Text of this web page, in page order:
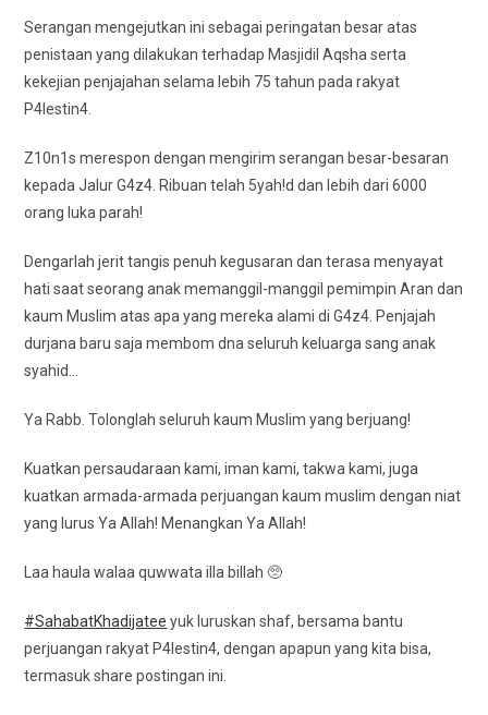
Serangan mengejutkan ini sebagai peringatan besar atas
penistaan yang dilakukan terhadap Masjidil Aqsha serta
kekejian penjajahan selama lebih 75 tahun pada rakyat
P4lestin4.
Z10n1s merespon dengan mengirim serangan besar-besaran
kepada Jalur G4z4. Ribuan telah 5yah!d dan lebih dari 6000
orang luka parah!
Dengarlah jerit tangis penuh kegusaran dan terasa menyayat
hati saat seorang anak memanggil-manggil pemimpin Aran dan
kaum Muslim atas apa yang mereka alami di G4z4. Penjajah
durjana baru saja membom dna seluruh keluarga sang anak
syahid…
Ya Rabb. Tolonglah seluruh kaum Muslim yang berjuang!
Kuatkan persaudaraan kami, iman kami, takwa kami, juga
kuatkan armada-armada perjuangan kaum muslim dengan niat
yang lurus Ya Allah! Menangkan Ya Allah!
Laa haula walaa quwwata illa billah 🥺
#SahabatKhadijatee yuk luruskan shaf, bersama bantu
perjuangan rakyat P4lestin4, dengan apapun yang kita bisa,
termasuk share postingan ini.